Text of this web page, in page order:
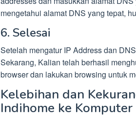
mengetahui alamat DNS yang tepat,
6. Selesai
Setelah mengatur IP Address dan
Sekarang, Kalian telah berhasil
browser dan lakukan browsing untuk
Kelebihan dan
Indihome ke Komputer